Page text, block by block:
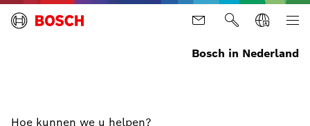
Bosch in Nederland
Hoe kunnen we u helpen?